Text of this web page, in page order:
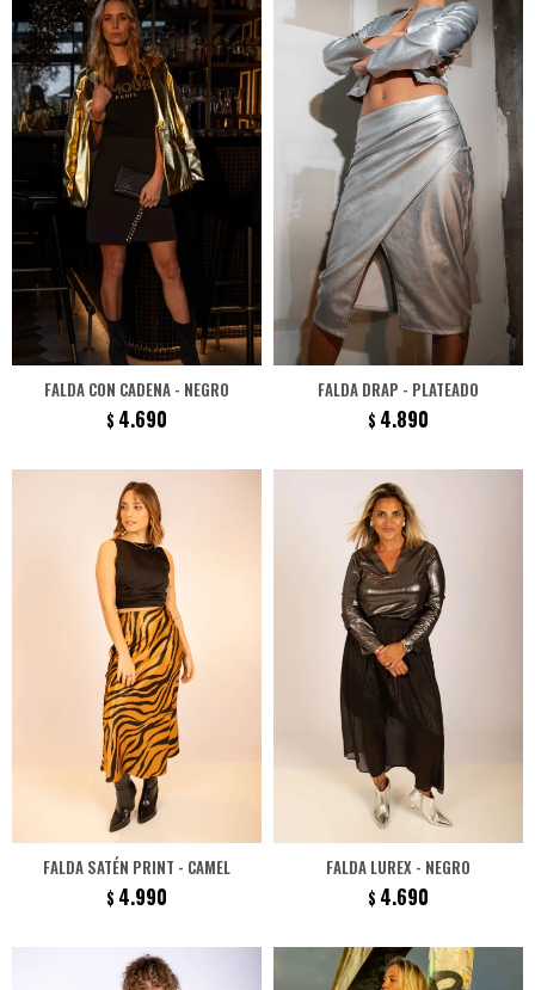
FALDA CON CADENA - NEGRO
$ 4.690
FALDA DRAP - PLATEADO
$ 4.890
FALDA SATÉN PRINT - CAMEL
$ 4.990
FALDA LUREX - NEGRO
$ 4.690